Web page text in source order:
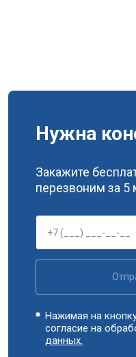
Нужна
Закажите
перезвоним за 5
Нажимая на
согласие на
данных.